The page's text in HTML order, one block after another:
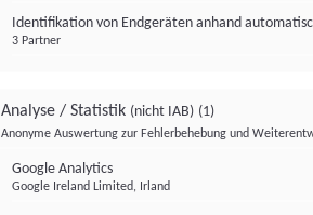
Identifikation von Endgeräten anhand
3 Partner
Analyse / Statistik (nicht IAB) (1)
Anonyme Auswertung zur Fehlerbehebung und
Google Analytics
Google Ireland Limited, Irland